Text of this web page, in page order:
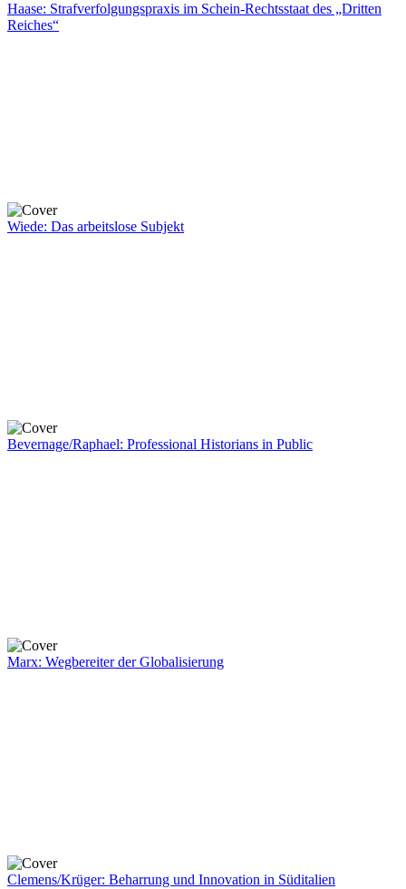
Haase: Strafverfolgungspraxis im Schein-Rechtsstaat des „Dritten
Reiches“
Wiede: Das arbeitslose Subjekt
Bevernage/Raphael: Professional Historians in Public
Marx: Wegbereiter der Globalisierung
Clemens/Krüger: Beharrung und Innovation in Süditalien